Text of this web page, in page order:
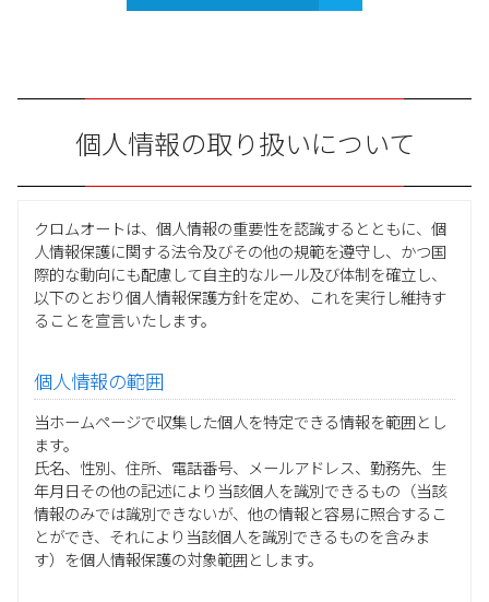
個人情報の取り扱いについて
クロムオートは、個人情報の重要性を認識するとともに、個
人情報保護に関する法令及びその他の規範を遵守し、かつ国
際的な動向にも配慮して自主的なルール及び体制を確立し、
以下のとおり個人情報保護方針を定め、これを実行し維持す
ることを宣言いたします。
個人情報の範囲
当ホームページで収集した個人を特定できる情報を範囲とし
ます。
氏名、性別、住所、電話番号、メールアドレス、勤務先、生
年月日その他の記述により当該個人を識別できるもの（当該
情報のみでは識別できないが、他の情報と容易に照合するこ
とができ、それにより当該個人を識別できるものを含みま
す）を個人情報保護の対象範囲とします。